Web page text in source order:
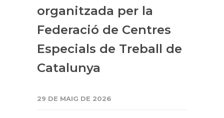
organitzada per la
Federació de Centres
Especials de Treball de
Catalunya
29 DE MAIG DE 2026